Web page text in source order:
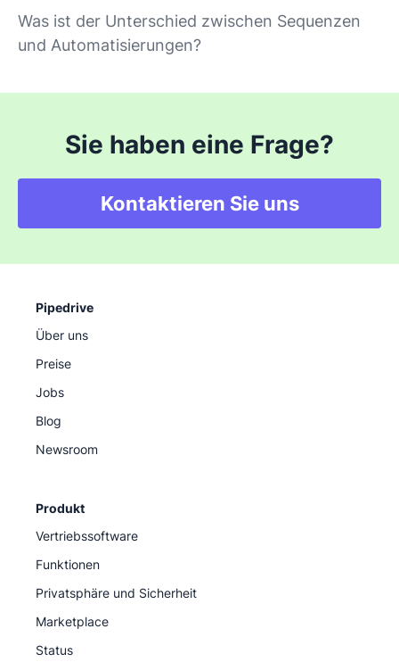
Was ist der Unterschied zwischen Sequenzen
und Automatisierungen?
Sie haben eine Frage?
Kontaktieren Sie uns
Pipedrive
Über uns
Preise
Jobs
Blog
Newsroom
Produkt
Vertriebssoftware
Funktionen
Privatsphäre und Sicherheit
Marketplace
Status